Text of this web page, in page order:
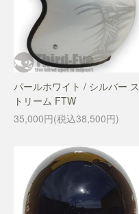
パールホワイト / シルバー ス
トリーム FTW
35,000円(税込38,500円)